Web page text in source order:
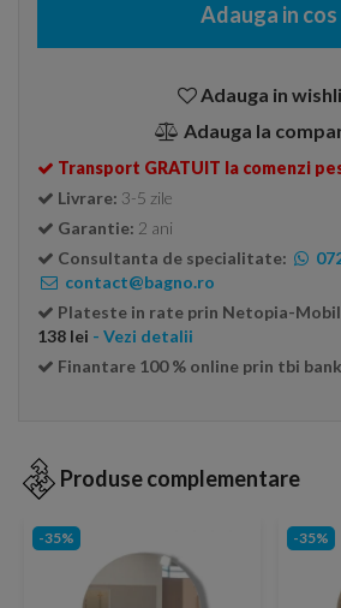
Adauga in cos
Adauga in
Adauga la
Transport GRATUIT la comenzi
Livrare: 3-5 zile
Garantie: 2 ani
Consultanta de specialitate:
contact@bagno.ro
Plateste in rate prin Netopia-
138 lei - Vezi detalii
Finantare 100 % online prin tbi bank
Produse complementare
-35% -35%